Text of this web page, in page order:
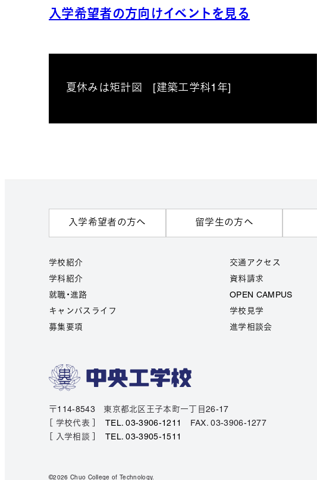
入学希望者の方向けイベントを見る
夏休みは矩計図 [建築工学科1年]
入学希望者の方へ 留学生の方へ
学校紹介
学科紹介
就職・進路
キャンパスライフ
募集要項
交通アクセス
資料請求
OPEN CAMPUS
学校見学
進学相談会
〒114-8543 東京都北区王子本町一丁目26-17
［ 学校代表 ］ TEL. 03-3906-1211
FAX. 03-3906-1277
［ 入学相談 ］ TEL. 03-3905-1511
©2026 Chuo College of Technology.